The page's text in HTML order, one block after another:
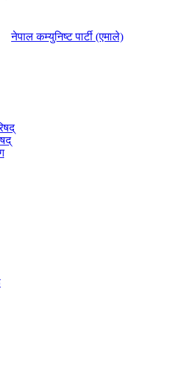
नेपाल कम्युनिष्ट पार्टी (एमाले)